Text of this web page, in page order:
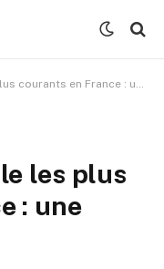
en France : une enquête insolite
les plus
: une